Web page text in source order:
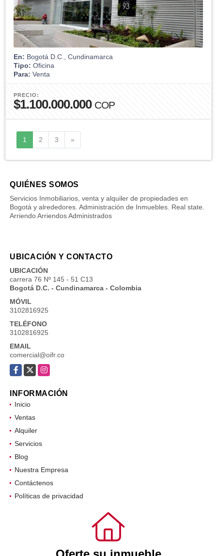
En: Bogotá D.C., Cundinamarca
Tipo: Oficina
Para: Venta
PRECIO:
$1.100.000.000 COP
1 2 3 »
QUIÉNES SOMOS
Servicios Inmobiliarios, venta y alquiler de propiedades en
Bogotá y alrededores. Administración de Inmuebles. Real state.
Arriendo Arriendos Administrados
UBICACIÓN Y CONTACTO
UBICACIÓN
carrera 76 Nº 145 - 51 C13
Bogotá D.C. - Cundinamarca - Colombia
MÓVIL
3102816925
TELÉFONO
3102816925
EMAIL
comercial@oifr.co
Facebook
X Instagram
INFORMACIÓN
Inicio
Ventas
Alquiler
Servicios
Blog
Nuestra Empresa
Contáctenos
Políticas de privacidad